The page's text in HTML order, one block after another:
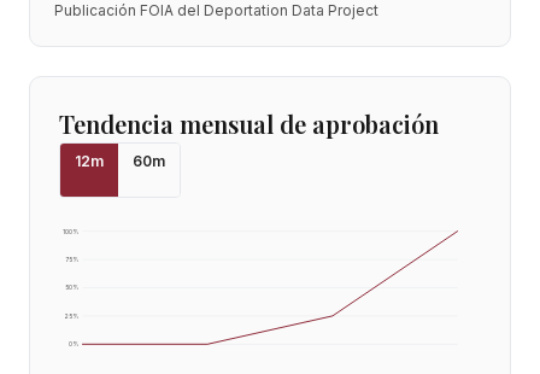
Publicación FOIA del Deportation Data Project
Tendencia mensual de aprobación
12m 60m
0%
25%
50%
75%
100%